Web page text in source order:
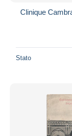
Clinique
Stato